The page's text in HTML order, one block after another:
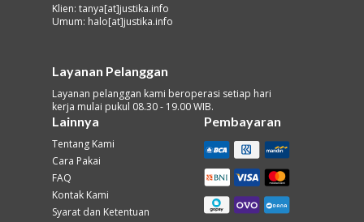
Klien: tanya[at]justika.info
Umum: halo[at]justika.info
Layanan Pelanggan
Layanan pelanggan kami beroperasi setiap hari
kerja mulai pukul 08.30 - 19.00 WIB.
Lainnya
Tentang Kami
Cara Pakai
FAQ
Kontak Kami
Syarat dan Ketentuan
Pembayaran